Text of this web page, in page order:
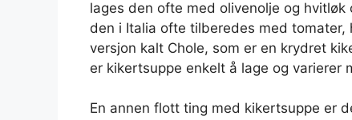
lages den ofte med olivenolje og
den i Italia ofte tilberedes med tomater,
versjon kalt Chole, som er en krydret
er kikertsuppe enkelt å lage og varierer
En annen flott ting med kikertsuppe er